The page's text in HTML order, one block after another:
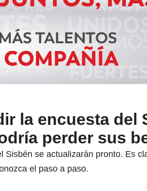
la encuesta del
perder sus
Sisbén se actualizarán pronto. Es
el paso a paso.